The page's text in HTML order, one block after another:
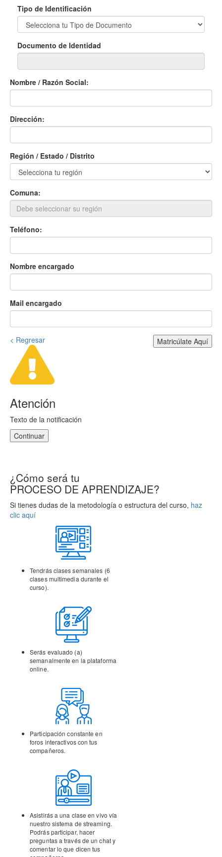
Tipo de Identificación
Documento de Identidad
Nombre / Razón Social:
Dirección:
Región / Estado / Distrito
Comuna:
Teléfono:
Nombre encargado
Mail encargado
< Regresar Matricúlate Aquí
Atención
Texto de la notificación
Continuar
¿Cómo será tu
PROCESO DE APRENDIZAJE?
Si tienes dudas de la metodología o estructura del curso, haz
clic aquí
Tendrás clases semanales (6
clases multimedia durante el
curso).
Serás evaluado (a)
semanalmente en la plataforma
online.
Participación constante en
foros interactivos con tus
compañeros.
Asistirás a una clase en vivo vía
nuestro sistema de streaming.
Podrás participar, hacer
preguntas a través de un chat y
comentar lo que dicen tus